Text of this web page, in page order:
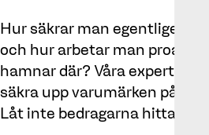
Hur säkrar man egentligen
och hur arbetar man
hamnar där? Våra experter
säkra upp varumärken på
Låt inte bedragarna hitta dem